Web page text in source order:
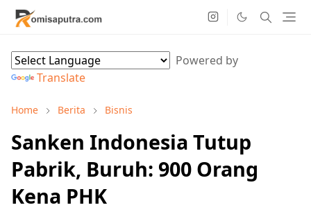
Powered by
Translate
Home Berita Bisnis
Sanken Indonesia Tutup
Pabrik, Buruh: 900 Orang
Kena PHK